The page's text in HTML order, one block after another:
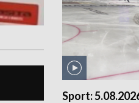
Sport: